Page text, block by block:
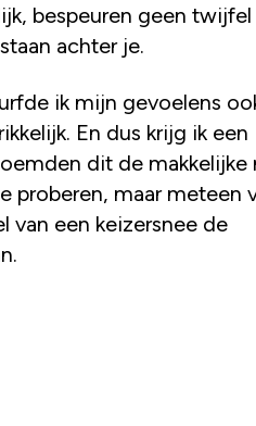
bespeuren geen
achter je.
ik mijn gevoelens
En dus krijg ik een
dit de makkelijke
proberen, maar meteen
van een keizersnee de